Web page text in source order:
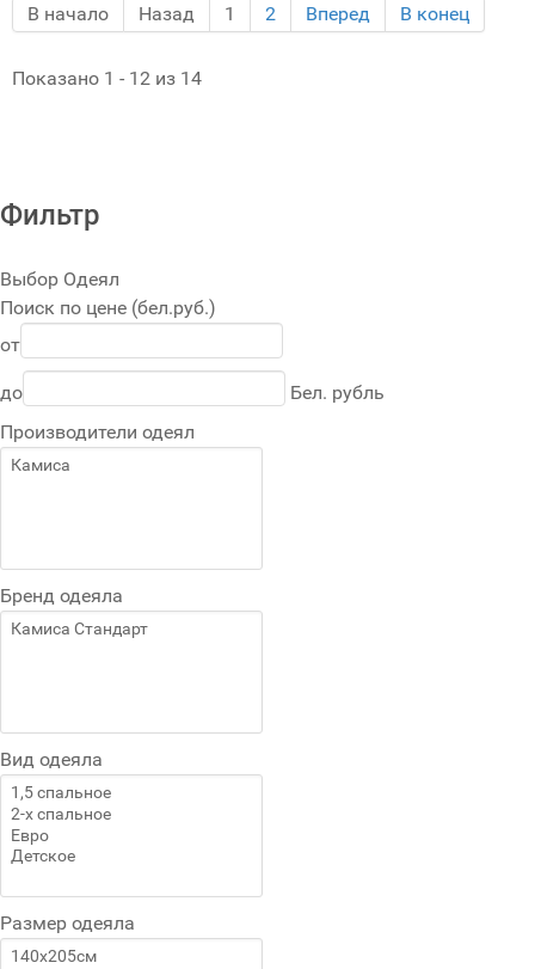
В начало Назад 1 2 Вперед В конец
Показано 1 - 12 из 14
Фильтр
Выбор Одеял
Поиск по цене (бел.руб.)
от
до
Бел. рубль
Производители одеял
Бренд одеяла
Вид одеяла
Размер одеяла